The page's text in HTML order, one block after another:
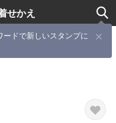
せかえ
ードで新しいスタンプに